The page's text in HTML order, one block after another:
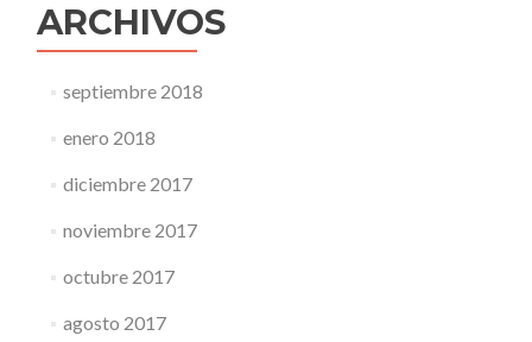
ARCHIVOS
septiembre 2018
enero 2018
diciembre 2017
noviembre 2017
octubre 2017
agosto 2017